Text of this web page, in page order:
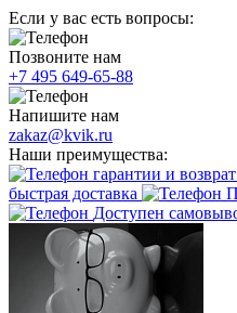
Если у вас есть вопросы:
Позвоните нам
+7 495 649-65-88
Напишите нам
zakaz@kvik.ru
Наши преимущества:
гарантии и
быстрая доставка
Доступен